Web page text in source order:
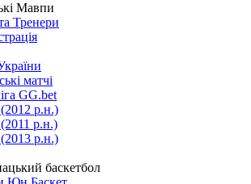
Мавпи
Тренери
матчі
GG.bet
р.н.)
р.н.)
р.н.)
баскетбол